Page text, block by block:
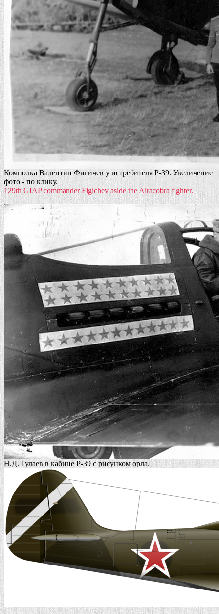
Комполка Валентин Фигичев у истребителя Р-39. Увеличение
фото - по клику.
129th GIAP commander Figichev aside the Airacobra fighter.
Н.Д. Гулаев в кабине Р-39 с рисунком орла.